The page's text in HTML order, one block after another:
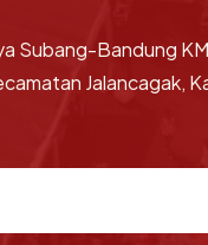
Subang-Bandung
Jalancagak,